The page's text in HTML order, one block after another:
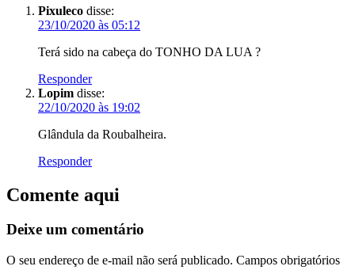
Pixuleco disse:
23/10/2020 às 05:12
Terá sido na cabeça do TONHO DA LUA ?
Responder
Lopim disse:
22/10/2020 às 19:02
Glândula da Roubalheira.
Responder
Comente aqui
Deixe um comentário
O seu endereço de e-mail não será publicado. Campos obrigatórios